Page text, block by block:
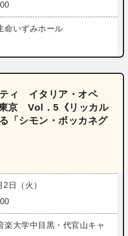
命いずみホール
ィ イタリア・オペ
京 Vol．5《リッカル
「シモン・ボッカネグ
日（火）
楽大学中目黒・代官山キャ